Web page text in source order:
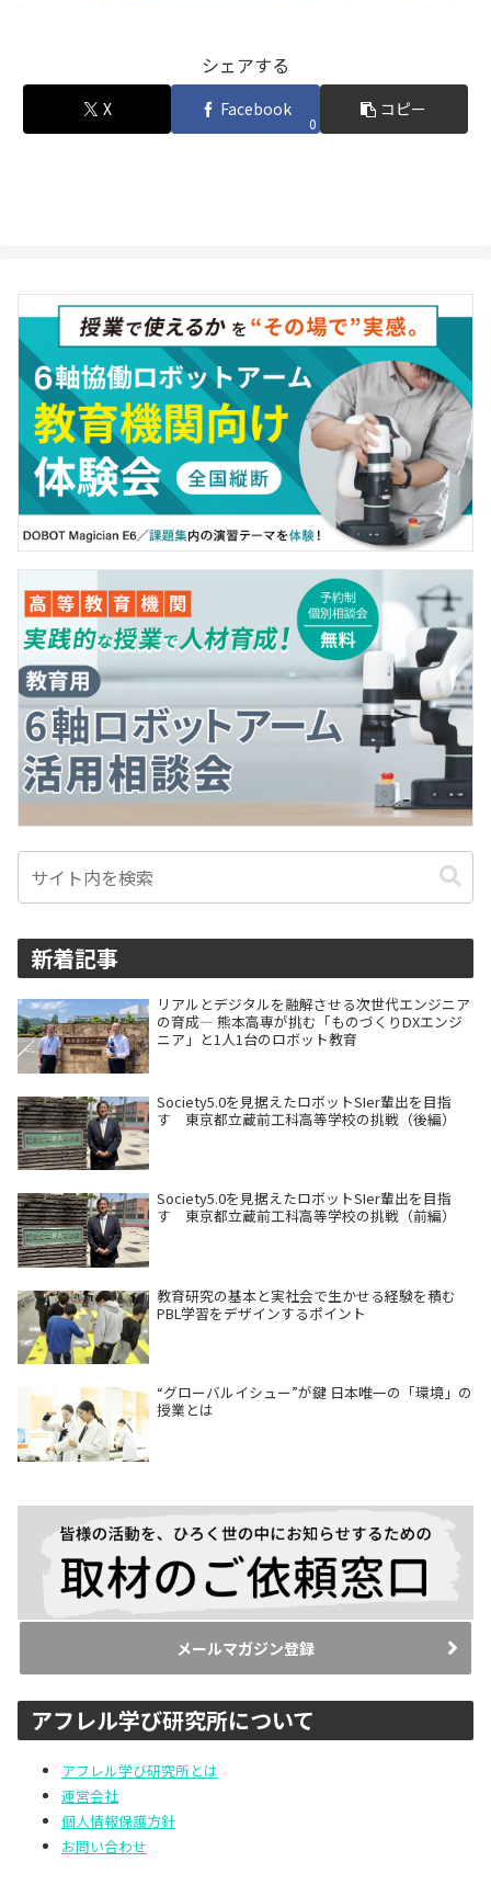
シェアする
X Facebook
0
コピー
新着記事
リアルとデジタルを融解させる次世代エンジニア
の育成― 熊本高専が挑む「ものづくりDXエンジ
ニア」と1人1台のロボット教育
Society5.0を見据えたロボットSIer輩出を目指
す 東京都立蔵前工科高等学校の挑戦（後編）
Society5.0を見据えたロボットSIer輩出を目指
す 東京都立蔵前工科高等学校の挑戦（前編）
教育研究の基本と実社会で生かせる経験を積む
PBL学習をデザインするポイント
“グローバルイシュー”が鍵 日本唯一の「環境」の
授業とは
メールマガジン登録
アフレル学び研究所について
アフレル学び研究所とは
運営会社
個人情報保護方針
お問い合わせ